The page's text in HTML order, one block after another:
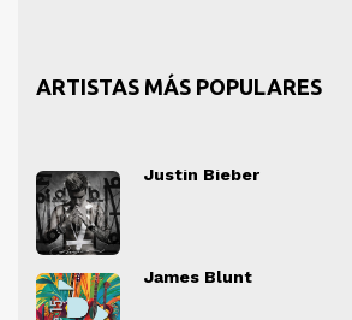
ARTISTAS MÁS POPULARES
Justin Bieber
James Blunt